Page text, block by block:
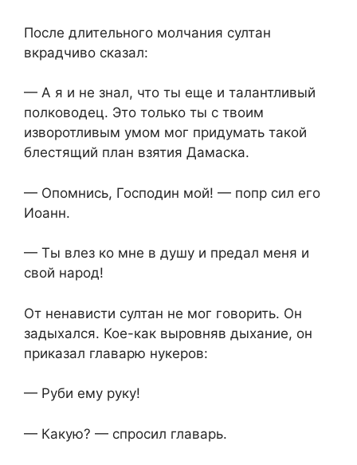
После длительного молчания султан
вкрадчиво сказал:
— А я и не знал, что ты еще и талантливый
полководец. Это только ты с твоим
изворотливым умом мог придумать такой
блестящий план взятия Дамаска.
— Опомнись, Господин мой! — попр сил его
Иоанн.
— Ты влез ко мне в душу и предал меня и
свой народ!
От ненависти султан не мог говорить. Он
задыхался. Кое-как выровняв дыхание, он
приказал главарю нукеров:
— Руби ему руку!
— Какую? — спросил главарь.